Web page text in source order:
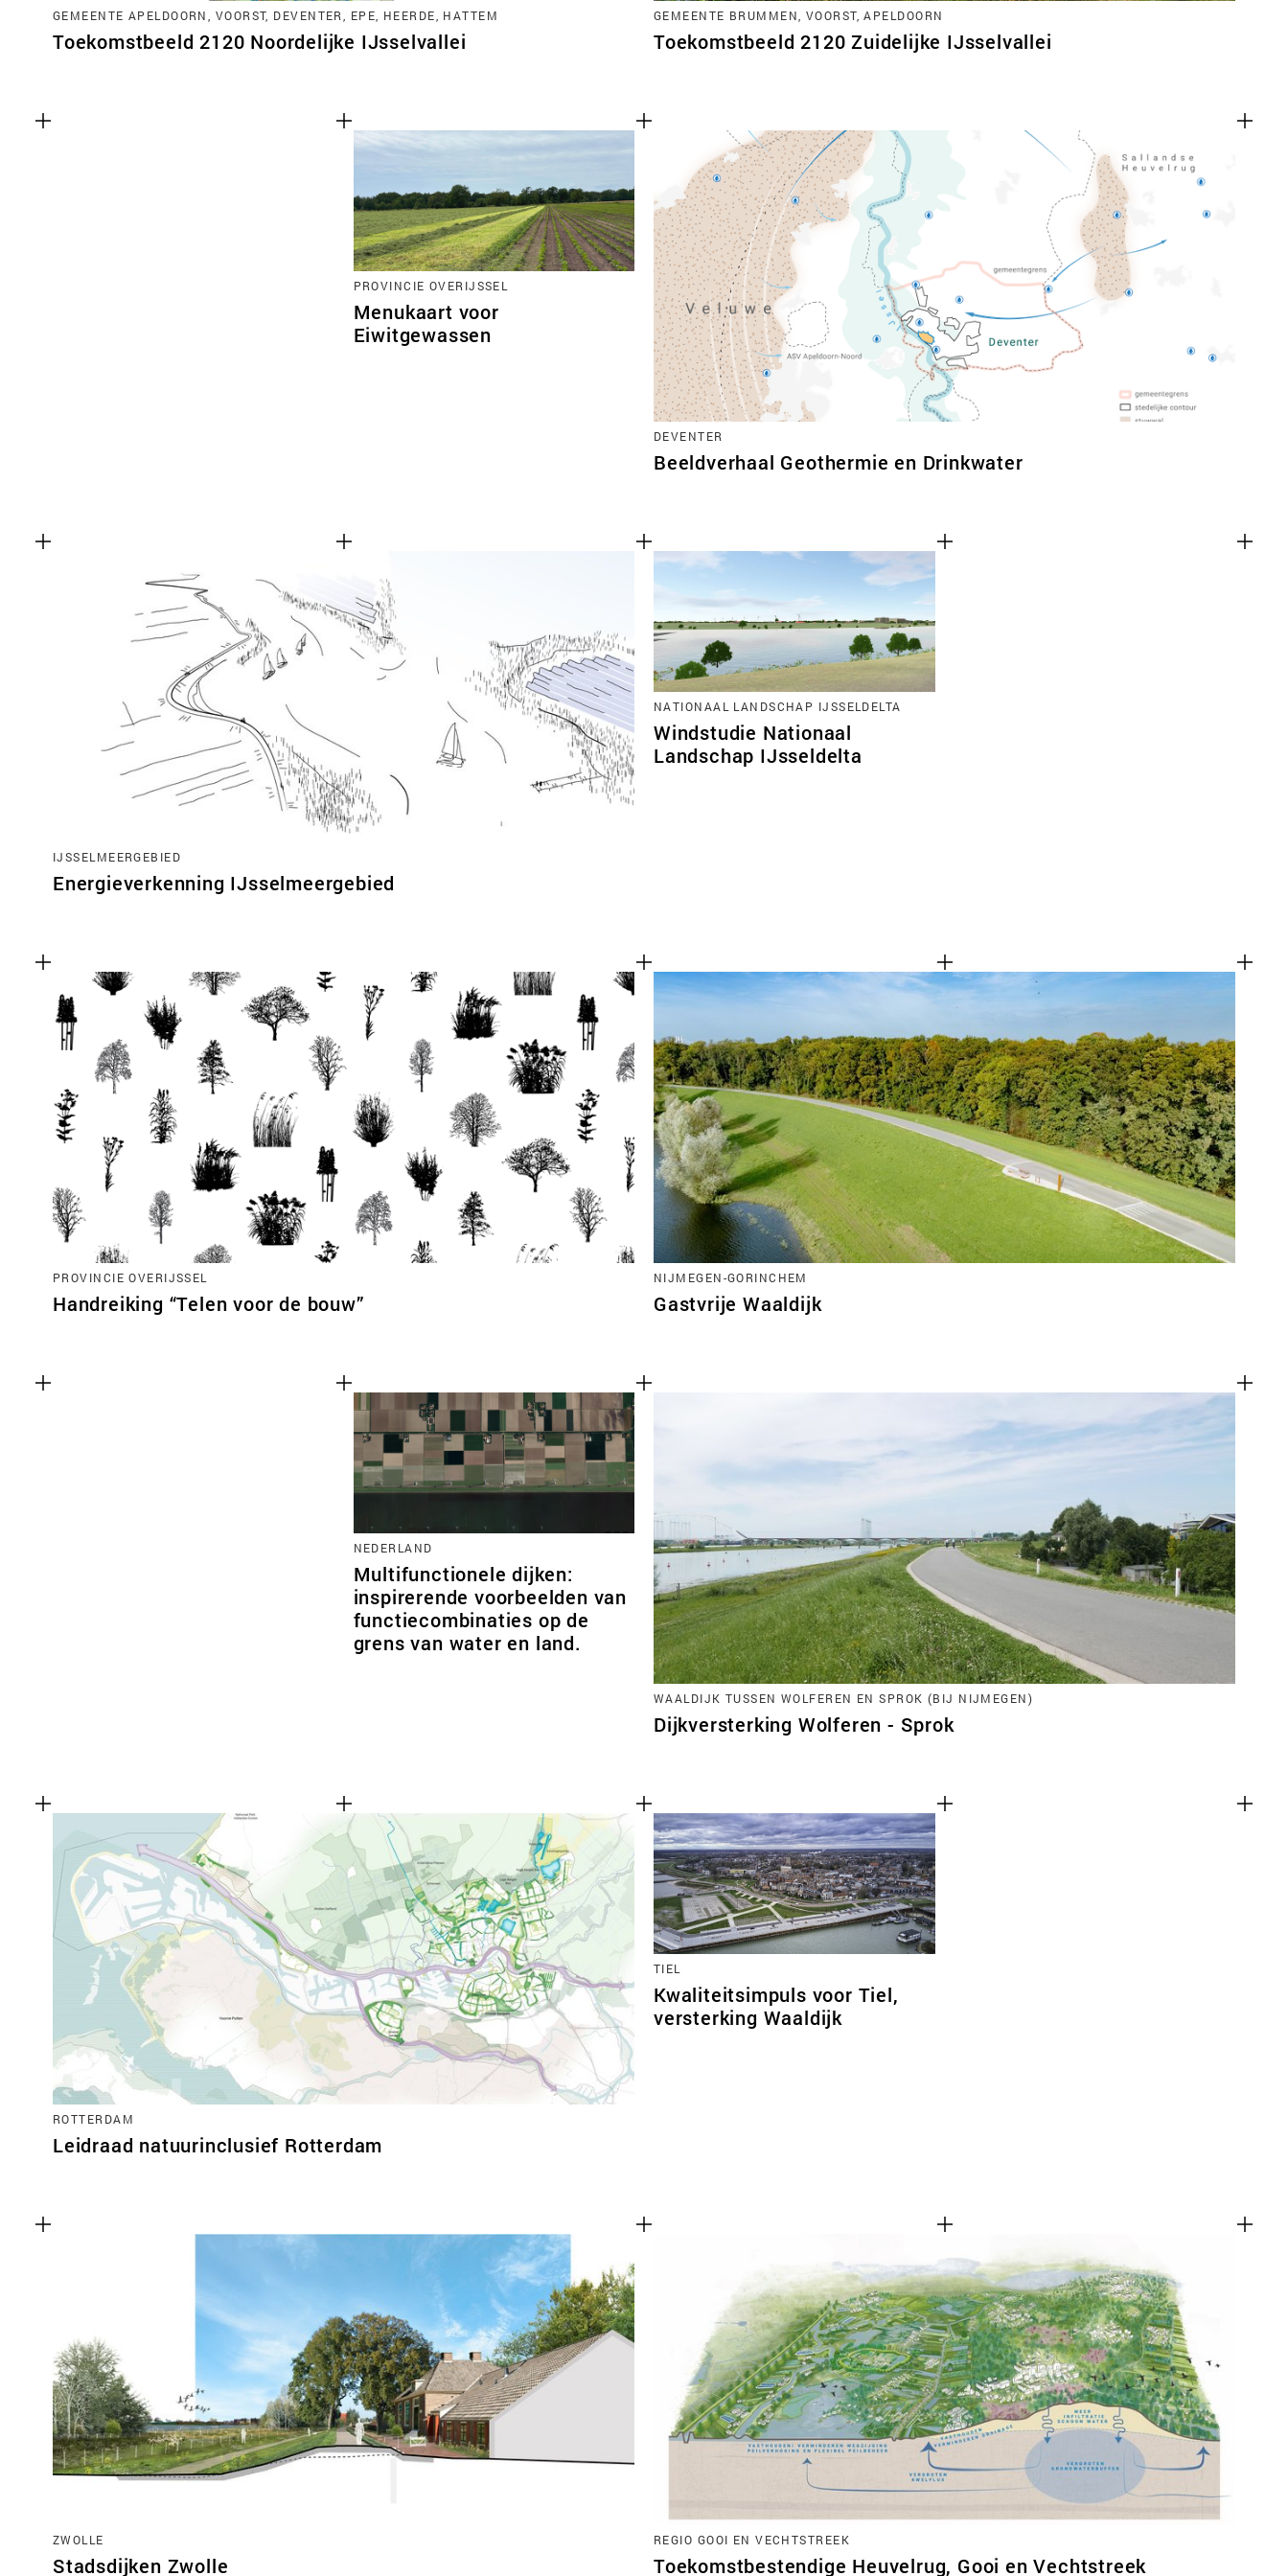
GEMEENTE APELDOORN, VOORST, DEVENTER, EPE, HEERDE, HATTEM
Toekomstbeeld 2120 Noordelijke IJsselvallei
GEMEENTE BRUMMEN, VOORST, APELDOORN
Toekomstbeeld 2120 Zuidelijke IJsselvallei
PROVINCIE OVERIJSSEL
Menukaart voor
Eiwitgewassen
DEVENTER
Beeldverhaal Geothermie en Drinkwater
IJSSELMEERGEBIED
Energieverkenning IJsselmeergebied
NATIONAAL LANDSCHAP IJSSELDELTA
Windstudie Nationaal
Landschap IJsseldelta
PROVINCIE OVERIJSSEL
Handreiking “Telen voor de bouw”
NIJMEGEN-GORINCHEM
Gastvrije Waaldijk
NEDERLAND
Multifunctionele dijken:
inspirerende voorbeelden van
functiecombinaties op de
grens van water en land.
WAALDIJK TUSSEN WOLFEREN EN SPROK (BIJ NIJMEGEN)
Dijkversterking Wolferen - Sprok
ROTTERDAM
Leidraad natuurinclusief Rotterdam
TIEL
Kwaliteitsimpuls voor Tiel,
versterking Waaldijk
ZWOLLE
Stadsdijken Zwolle
REGIO GOOI EN VECHTSTREEK
Toekomstbestendige Heuvelrug, Gooi en Vechtstreek